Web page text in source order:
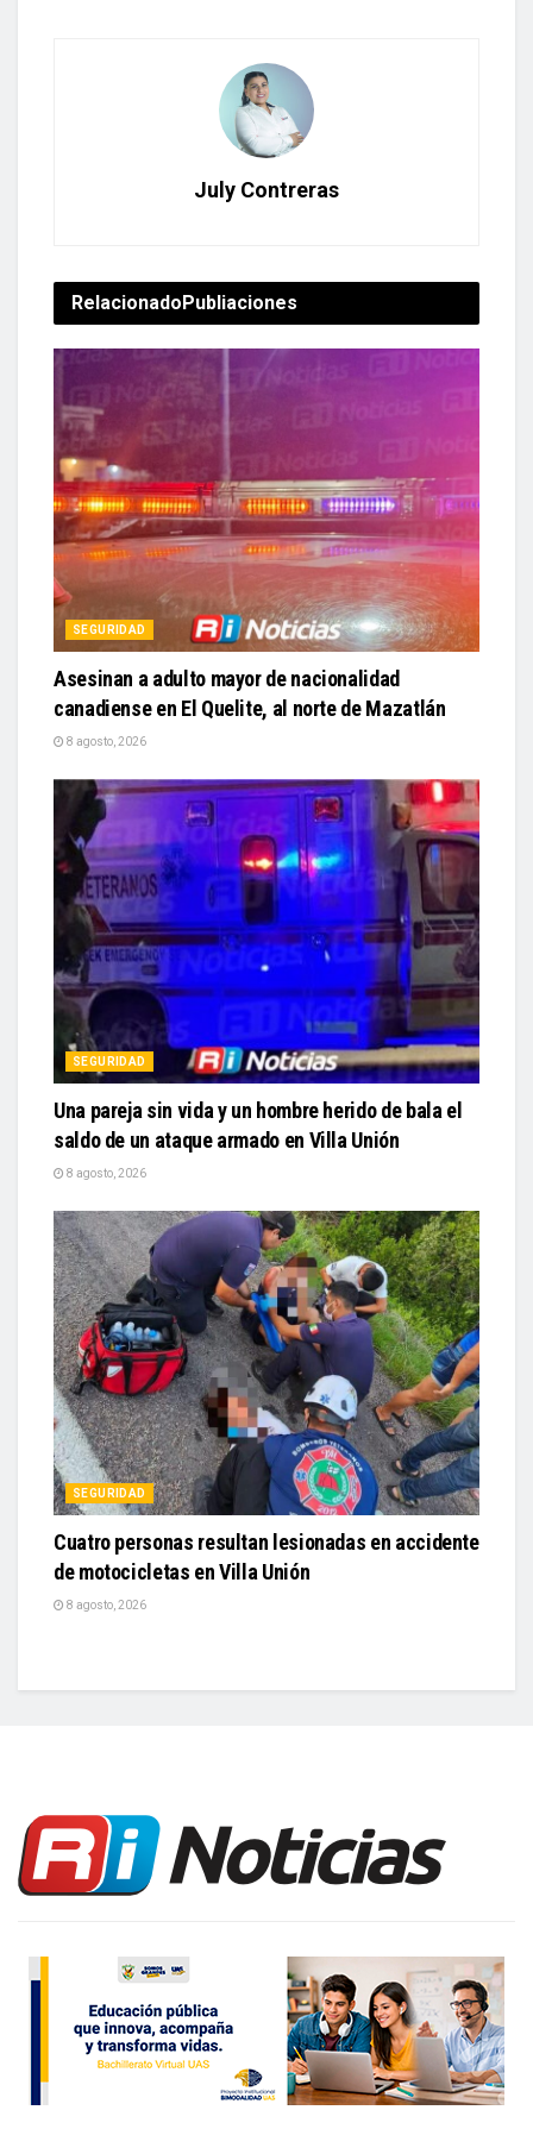
July Contreras
RelacionadoPubliaciones
SEGURIDAD
Asesinan a adulto mayor de nacionalidad
canadiense en El Quelite, al norte de Mazatlán
8 agosto, 2026
SEGURIDAD
Una pareja sin vida y un hombre herido de bala el
saldo de un ataque armado en Villa Unión
8 agosto, 2026
SEGURIDAD
Cuatro personas resultan lesionadas en accidente
de motocicletas en Villa Unión
8 agosto, 2026